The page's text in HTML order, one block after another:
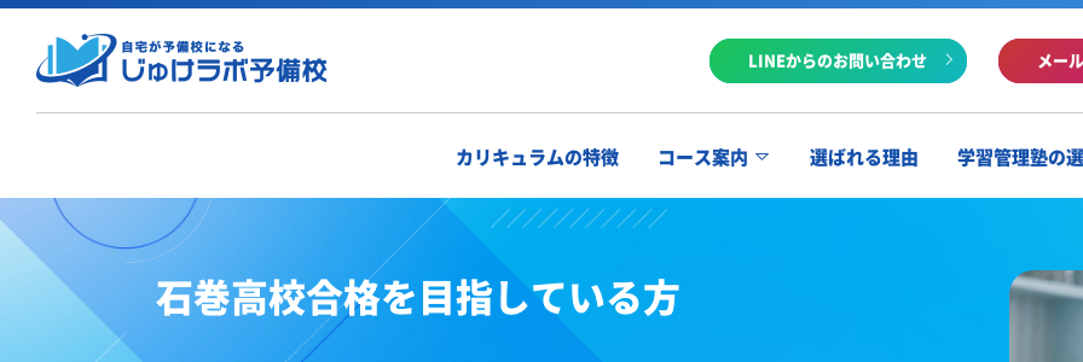
LINEからのお問い合わせ メー
カリキュラムの特徴 コース案内 選ばれる理由 学習管理塾の
石巻高校合格を目指している方